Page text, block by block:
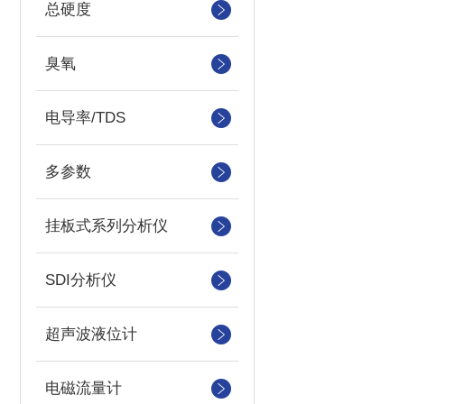
总硬度
臭氧
电导率/TDS
多参数
挂板式系列分析仪
SDI分析仪
超声波液位计
电磁流量计